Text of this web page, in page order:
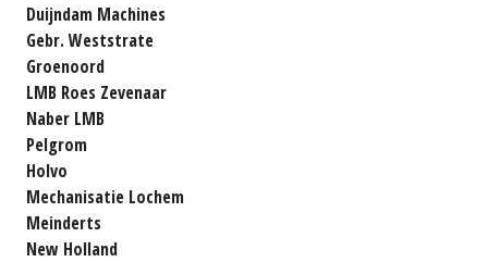
Duijndam Machines
Gebr. Weststrate
Groenoord
LMB Roes Zevenaar
Naber LMB
Pelgrom
Holvo
Mechanisatie Lochem
Meinderts
New Holland